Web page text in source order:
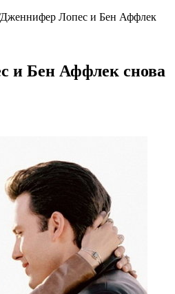
Дженнифер Лопес и Бен Аффлек
и Бен Аффлек снова